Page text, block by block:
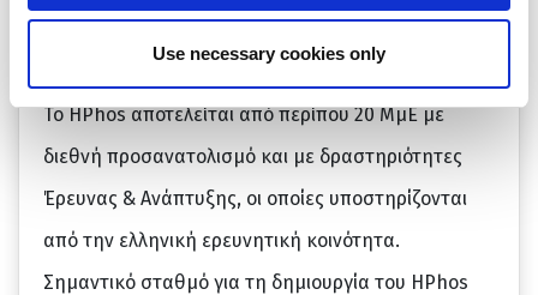
Use necessary cookies only
πολιτιστική κληρονομιά, τα τρόφιμα, την υγεία, το
περιβάλλον, την ενεργειακή απόδοση κ.ά.
Το HPhos αποτελείται από περίπου 20 ΜμΕ με
διεθνή προσανατολισμό και με δραστηριότητες
Έρευνας & Ανάπτυξης, οι οποίες υποστηρίζονται
από την ελληνική ερευνητική κοινότητα.
Σημαντικό σταθμό για τη δημιουργία του HPhos